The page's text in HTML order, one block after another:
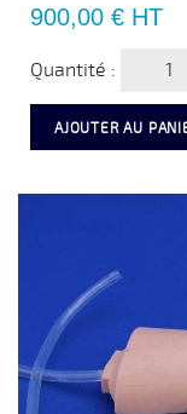
Prix
900,00 € HT
Quantité :
AJOUTER AU